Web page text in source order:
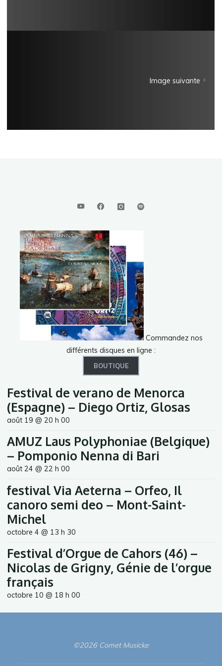
Image suivante
Commandez nos
différents disques en ligne :
BOUTIQUE
Festival de verano de Menorca
(Espagne) – Diego Ortiz, Glosas
août 19 @ 20 h 00
AMUZ Laus Polyphoniae (Belgique)
– Pomponio Nenna di Bari
août 24 @ 22 h 00
festival Via Aeterna – Orfeo, Il
canoro semi deo – Mont-Saint-
Michel
octobre 4 @ 13 h 30
Festival d’Orgue de Cahors (46) –
Nicolas de Grigny, Génie de l’orgue
français
octobre 10 @ 18 h 00
©2026 Comet Musicke